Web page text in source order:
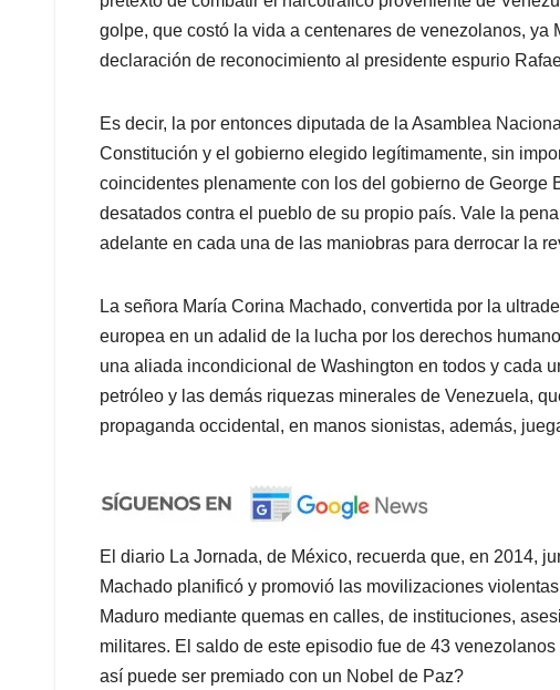
golpe, que costó la vida a centenares de venezolanos, ya
declaración de reconocimiento al presidente espurio
Es decir, la por entonces diputada de la Asamblea
Constitución y el gobierno elegido legítimamente, sin
coincidentes plenamente con los del gobierno de George
desatados contra el pueblo de su propio país. Vale la
adelante en cada una de las maniobras para derrocar la
La señora María Corina Machado, convertida por la
europea en un adalid de la lucha por los derechos
una aliada incondicional de Washington en todos y cada
petróleo y las demás riquezas minerales de Venezuela,
propaganda occidental, en manos sionistas, además,
El diario La Jornada, de México, recuerda que, en 2014,
Machado planificó y promovió las movilizaciones
Maduro mediante quemas en calles, de instituciones,
militares. El saldo de este episodio fue de 43
así puede ser premiado con un Nobel de Paz?